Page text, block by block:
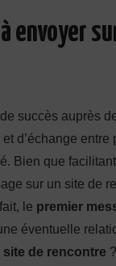
envoyer
succès auprès
d’échange entre
Bien que facilitant
sur un site de
le premier
éventuelle
de rencontre